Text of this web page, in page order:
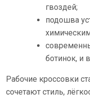
гвоздей;
подошва
ботинок, и
Рабочие кроссовки
сочетают стиль,